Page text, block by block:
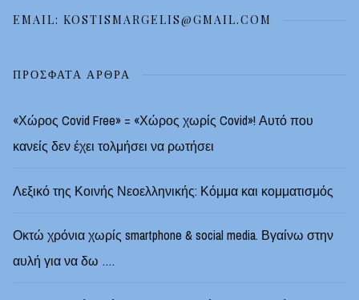
EMAIL: KOSTISMARGELIS@GMAIL.COM
ΠΡΌΣΦΑΤΑ ΆΡΘΡΑ
«Χώρος Covid Free» = «Χώρος χωρίς Covid»! Αυτό που
κανείς δεν έχει τολμήσει να ρωτήσει
Λεξικό της Κοινής Νεοελληνικής: Κόμμα και κομματισμός
Οκτώ χρόνια χωρίς smartphone & social media. Βγαίνω στην
αυλή για να δω ….